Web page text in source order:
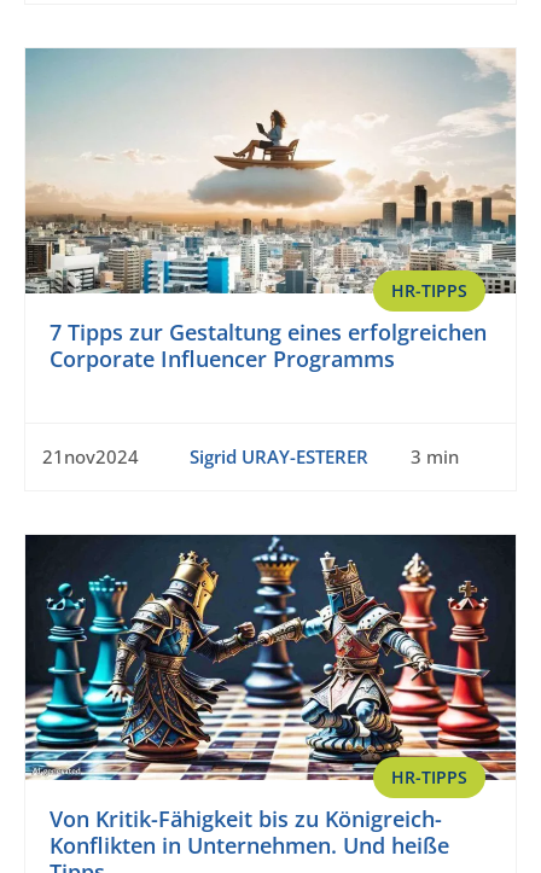
HR-TIPPS
7 Tipps zur Gestaltung eines erfolgreichen
Corporate Influencer Programms
21nov2024 Sigrid URAY-ESTERER 3 min
HR-TIPPS
Von Kritik-Fähigkeit bis zu Königreich-
Konflikten in Unternehmen. Und heiße